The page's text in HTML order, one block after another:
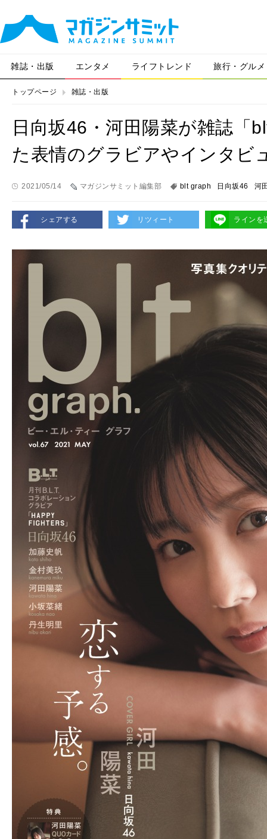
雑誌・出版 エンタメ ライフトレンド 旅行・グルメ
トップページ 雑誌・出版
日向坂46・河田陽菜が雑誌「
た表情のグラビアやインタビ
2021/05/14 マガジンサミット編集部 blt graph 日向坂46 河
シェアする リツィート ラインを